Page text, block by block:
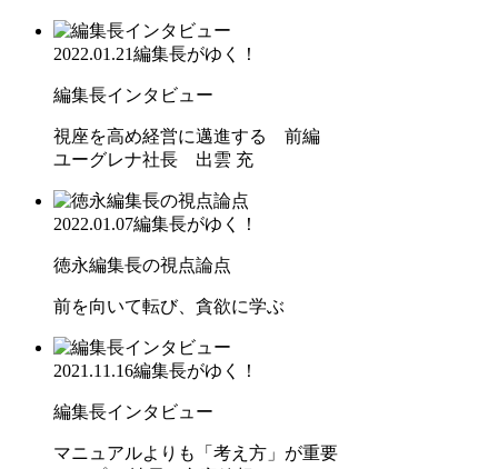
2022.01.21編集長がゆく！
編集長インタビュー
視座を高め経営に邁進する 前編
ユーグレナ社長 出雲 充
2022.01.07編集長がゆく！
徳永編集長の視点論点
前を向いて転び、貪欲に学ぶ
2021.11.16編集長がゆく！
編集長インタビュー
マニュアルよりも「考え方」が重要